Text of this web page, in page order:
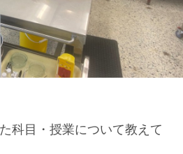
科目・授業について教えて